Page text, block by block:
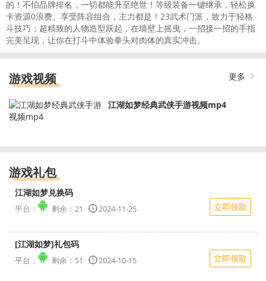
的！不怕品牌排名，一切都能升至绝世！等级装备一键继承，轻松换
卡资源0浪费。享受阵容组合，主力都是！23武术门派，致力于轻格
斗技巧；超精致的人物造型跃起，在墙壁上摇曳，一招接一招的手指
完美呈现，让你在打斗中体验拳头对肉体的真实冲击。
游戏视频 更多
江湖如梦经典武侠手游视频mp4
游戏礼包
江湖如梦兑换码
平台： 剩余：21 2024-11-25 立即领取
[江湖如梦]礼包码
平台： 剩余：51 2024-10-15 立即领取